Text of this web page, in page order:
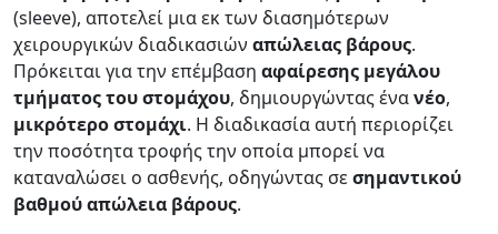
(sleeve), αποτελεί μια εκ των διασημότερων
χειρουργικών διαδικασιών απώλειας βάρους.
Πρόκειται για την επέμβαση αφαίρεσης μεγάλου
τμήματος του στομάχου, δημιουργώντας ένανέο,
μικρότερο στομάχι. Η διαδικασία αυτή περιορίζει
την ποσότητα τροφής την οποία μπορεί να
καταναλώσει ο ασθενής, οδηγώντας σεσημαντικού
βαθμού απώλεια βάρους.